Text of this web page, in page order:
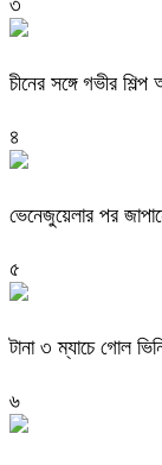
চীনের সঙ্গে গভীর
৪
ভেনেজুয়েলার পর
৫
টানা ৩ ম্যাচে গোল
৬